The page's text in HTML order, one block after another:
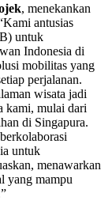
, menekankan
antusias
untuk
Indonesia di
mobilitas yang
perjalanan.
wisata jadi
kami, mulai dari
di Singapura.
untuk
menawarkan
yang mampu